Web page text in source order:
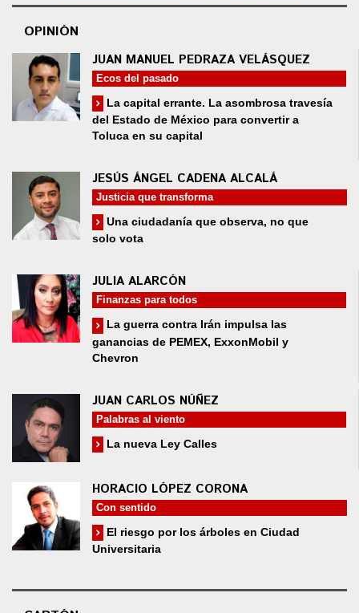
OPINIÓN
JUAN MANUEL PEDRAZA VELÁSQUEZ
Ecos del pasado
La capital errante. La asombrosa travesía
del Estado de México para convertir a
Toluca en su capital
JESÚS ÁNGEL CADENA ALCALÁ
Justicia que transforma
Una ciudadanía que observa, no que
solo vota
JULIA ALARCÓN
Finanzas para todos
La guerra contra Irán impulsa las
ganancias de PEMEX, ExxonMobil y
Chevron
JUAN CARLOS NÚÑEZ
Palabras al viento
La nueva Ley Calles
HORACIO LÓPEZ CORONA
Con sentido
El riesgo por los árboles en Ciudad
Universitaria